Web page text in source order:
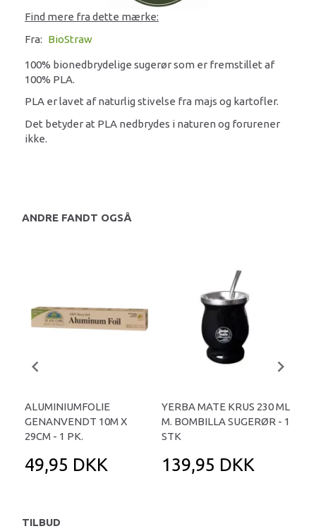
Find mere fra dette mærke:
Fra: BioStraw
100% bionedbrydelige sugerør som er fremstillet af
100% PLA.
PLA er lavet af naturlig stivelse fra majs og kartofler.
Det betyder at PLA nedbrydes i naturen og forurener
ikke.
ANDRE FANDT OGSÅ
ALUMINIUMFOLIE
GENANVENDT 10M X
29CM - 1 PK.
49,95 DKK
YERBA MATE KRUS 230 ML
M. BOMBILLA SUGERØR - 1
STK
139,95 DKK
TILBUD